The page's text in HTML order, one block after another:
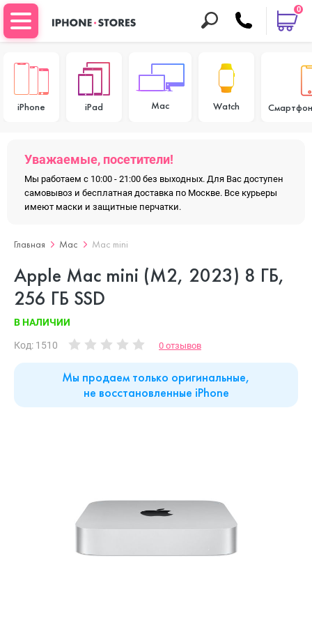
0
iPhone iPad Mac Watch
Уважаемые, посетители!
Мы работаем с 10:00 - 21:00 без выходных. Для Вас доступен
самовывоз и бесплатная доставка по Москве. Все курьеры
имеют маски и защитные перчатки.
Главная Mac Mac mini
Apple Mac mini (M2, 2023) 8 ГБ,
256 ГБ SSD
В НАЛИЧИИ
Код: 1510 0 отзывов
Мы продаем только оригинальные,
не восстановленные iPhone